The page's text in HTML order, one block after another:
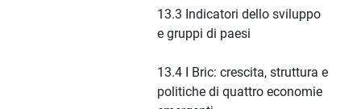
13.3 Indicatori dello sviluppo
e gruppi di paesi
13.4 I Bric: crescita, struttura e
politiche di quattro economie